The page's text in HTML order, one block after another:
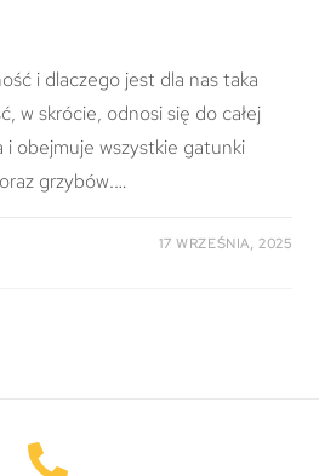
i dlaczego jest dla nas taka
w skrócie, odnosi się do całej
obejmuje wszystkie gatunki
grzybów.…
17 WRZEŚNIA, 2025